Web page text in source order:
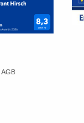
AGB